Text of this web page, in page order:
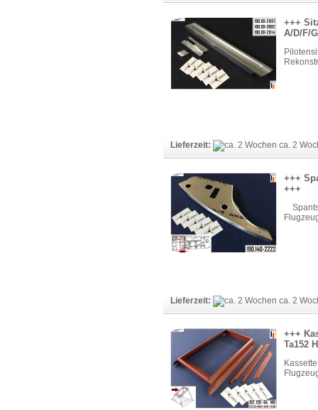
+++
A/D/F/
Lieferzeit: ca. 2
+++
+++
Lieferzeit: ca. 2
+++
Ta152